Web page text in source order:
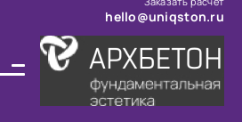
hello@uniqston.ru